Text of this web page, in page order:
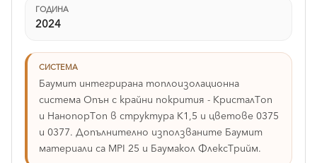
ГОДИНА
2024
СИСТЕМА
Баумит интегрирана топлоизолационна
система Опън с крайни покрития - КристалТоп
и НанопорТоп в структура К1,5 и цветове 0375
и 0377. Допълнително използваните Баумит
материали са MPI 25 и Баумакол ФлексТрийм.